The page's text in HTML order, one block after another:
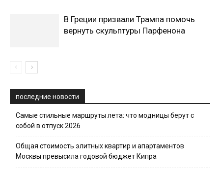
В Греции призвали Трампа помочь
вернуть скульптуры Парфенона
последние новости
Самые стильные маршруты лета: что модницы берут с
собой в отпуск 2026
Общая стоимость элитных квартир и апартаментов
Москвы превысила годовой бюджет Кипра